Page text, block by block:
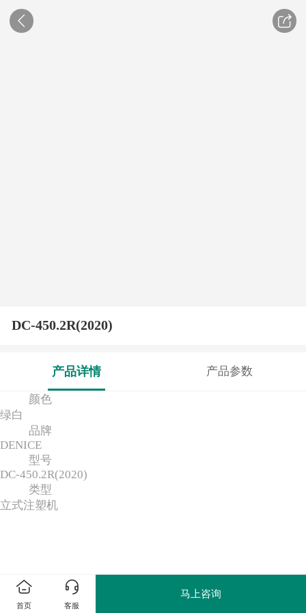
DC-450.2R(2020)
产品详情 产品参数
颜色
绿白
品牌
DENICE
型号
DC-450.2R(2020)
类型
立式注塑机
首页 客服
马上咨询